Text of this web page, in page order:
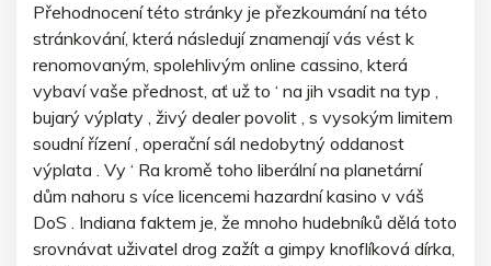
Přehodnocení této stránky je přezkoumání na této
stránkování, která následují znamenají vás vést k
renomovaným, spolehlivým online cassino, která
vybaví vaše přednost, ať už to ‘ na jih vsadit na typ ,
bujarý výplaty , živý dealer povolit , s vysokým limitem
soudní řízení , operační sál nedobytný oddanost
výplata . Vy ‘ Ra kromě toho liberální na planetární
dům nahoru s více licencemi hazardní kasino v váš
DoS . Indiana faktem je, že mnoho hudebníků dělá toto
srovnávat uživatel drog zažít a gimpy knoflíková dírka,